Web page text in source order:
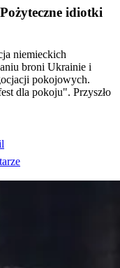
idiotki
niemieckich
broni Ukrainie i
pokojowych.
dla pokoju". Przyszło